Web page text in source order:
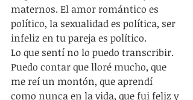
maternos. El amor romántico es
político, la sexualidad es política, ser
infeliz en tu pareja es político.
Lo que sentí no lo puedo transcribir.
Puedo contar que lloré mucho, que
me reí un montón, que aprendí
como nunca en la vida, que fui feliz y